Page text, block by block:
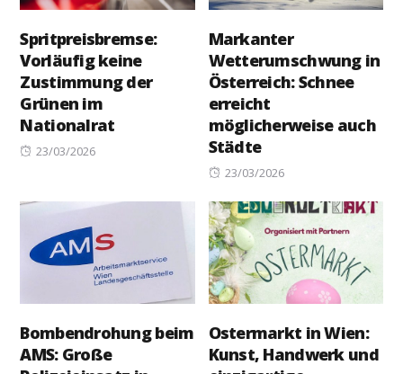
Spritpreisbremse:
Vorläufig keine
Zustimmung der
Grünen im
Nationalrat
Posted
23/03/2026
Markanter
Wetterumschwung in
Österreich: Schnee
erreicht
möglicherweise auch
Städte
Posted
23/03/2026
Bombendrohung beim
AMS: Große
Ostermarkt in Wien:
Kunst, Handwerk und